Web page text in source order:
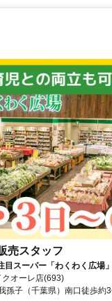
売スタッフ
スーパー「わくわく広場
OK/主婦（主夫）活躍中
オーレ店(693)
孫子（千葉県）南口徒歩約